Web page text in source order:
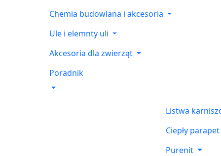
Chemia budowlana i akcesoria
Ule i elemnty uli
Akcesoria dla zwierząt
Poradnik
Listwa
Ciepły parapet
Purenit